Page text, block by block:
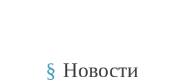
Новости